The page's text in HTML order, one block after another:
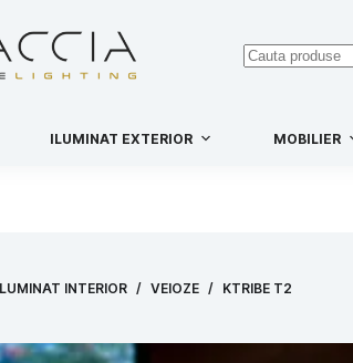
ILUMINAT EXTERIOR MOBILIER
INTERIOR / VEIOZE / KTRIBE T2